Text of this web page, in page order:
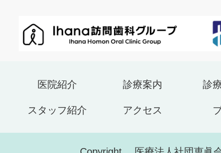
医院紹介 診療案内 診
スタッフ紹介 アクセス